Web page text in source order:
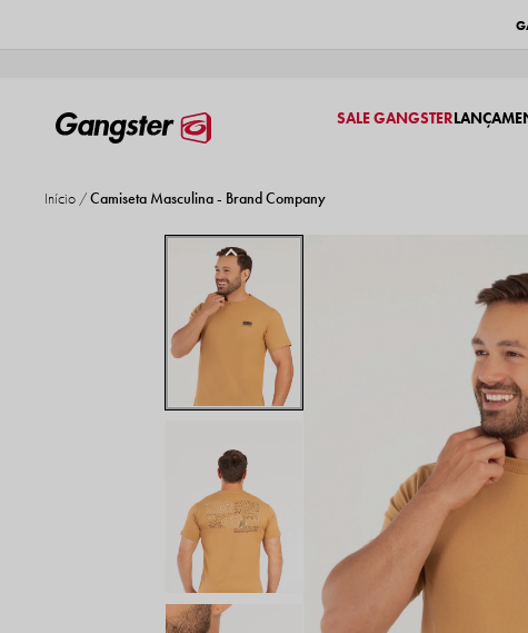
SALE GANGSTER
Início Camiseta Masculina - Brand Company